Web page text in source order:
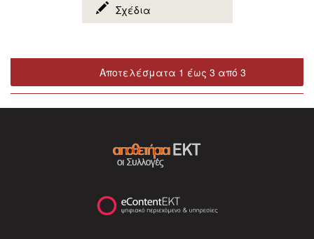
Σχέδια
Αποτελέσματα 1 έως 3 από 3